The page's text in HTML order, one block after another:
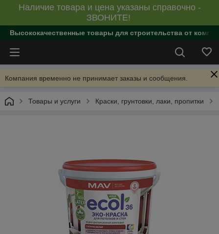
Наличие товара и цена указаны справочно -
ЗВОНИТЕ!
Высококачественные товары для строительства от
Компания временно не принимает заказы и сообщения.
Товары и услуги Краски, грунтовки, лаки, пропитки